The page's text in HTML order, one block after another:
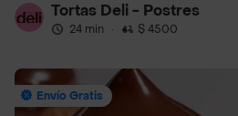
Tortas Deli - Postres
24 min · $ 4500
Envío Gratis